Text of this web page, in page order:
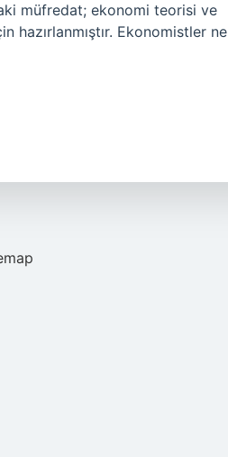
müfredat; ekonomi teorisi ve
hazırlanmıştır. Ekonomistler ne